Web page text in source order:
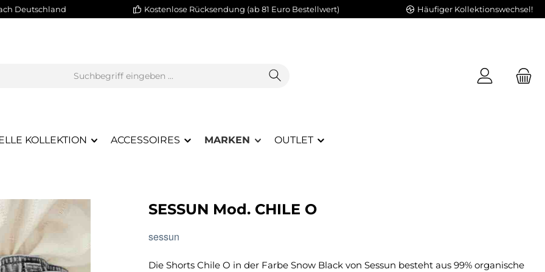
Deutschland Kostenlose Rücksendung (ab 81 Euro Bestellwert) Häufiger Kollektionswechsel!
KOLLEKTION ACCESSOIRES MARKEN OUTLET
SESSUN Mod. CHILE O
sessun
Die Shorts Chile O in der Farbe Snow Black von Sessun besteht aus 99% organische